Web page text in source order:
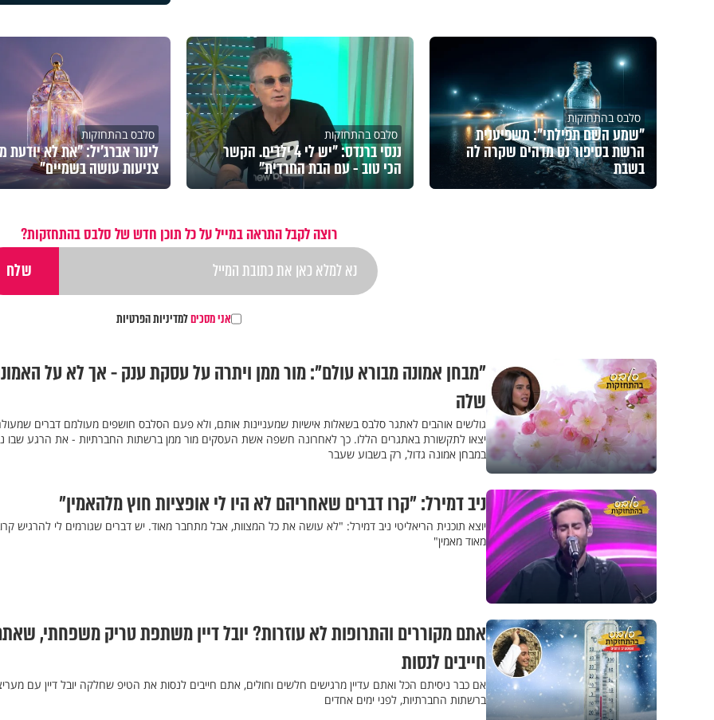
סלבס בהתחזקות
"שמע השם תפילתי": משפיענית
הרשת בסיפור נס מדהים שקרה לה
בשבת
סלבס בהתחזקות
ננסי ברנדס: "יש לי 4 ילדים. הקשר
הכי טוב - עם הבת החרדית"
סלבס בהתחזקות
לינור אברג'יל: "את לא יודעת
צניעות עושה בשמיים"
רוצה לקבל התראה במייל על כל תוכן חדש של סלבס בהתחזקות?
אני מסכיםלמדיניות הפרטיות
"מבחן אמונה מבורא עולם": מור ממן ויתרה על עסקת ענק - אך לא על
שלה
גולשים אוהבים לאתגר סלבס בשאלות אישיות שמעניינות אותם, ולא פעם הסלבס חושפים מעולמם דברים
יצאו לתקשורת באתגרים הללו. כך לאחרונה חשפה אשת העסקים מור ממן ברשתות החברתיות - את הרגע שבו
במבחן אמונה גדול, רק בשבוע שעבר
ניב דמירל: "קרו דברים שאחריהם לא היו לי אופציות חוץ מלהאמין"
יוצא תוכנית הריאליטי ניב דמירל: "לא עושה את כל המצוות, אבל מתחבר מאוד. יש דברים שגורמים לי להרגיש
מאוד מאמין"
אתם מקוררים והתרופות לא עוזרות? יובל דיין משתפת טריק משפחתי,
חייבים לנסות
אם כבר ניסיתם הכל ואתם עדיין מרגישים חלשים וחולים, אתם חייבים לנסות את הטיפ שחלקה יובל דיין עם
ברשתות החברתיות, לפני ימים אחדים